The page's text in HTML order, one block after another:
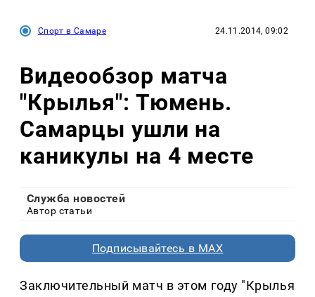
Спорт в Самаре 24.11.2014, 09:02
Видеообзор матча
"Крылья": Тюмень.
Самарцы ушли на
каникулы на 4 месте
Служба новостей
Автор статьи
Подписывайтесь в MAX
Заключительный матч в этом году "Крылья